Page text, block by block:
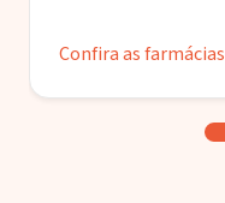
Confira as